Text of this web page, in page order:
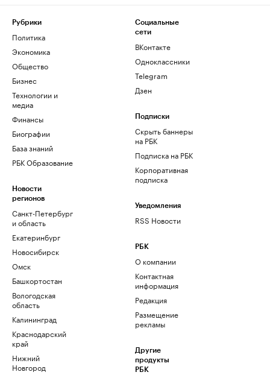
Рубрики
Политика
Экономика
Общество
Бизнес
Технологии и
медиа
Финансы
Биографии
База знаний
РБК Образование
Новости
регионов
Санкт-Петербург
и область
Екатеринбург
Новосибирск
Омск
Башкортостан
Вологодская
область
Калининград
Краснодарский
край
Нижний
Новгород
Социальные
сети
ВКонтакте
Одноклассники
Telegram
Дзен
Подписки
Скрыть баннеры
на РБК
Подписка на РБК
Корпоративная
подписка
Уведомления
RSS Новости
РБК
О компании
Контактная
информация
Редакция
Размещение
рекламы
Другие
продукты
РБК